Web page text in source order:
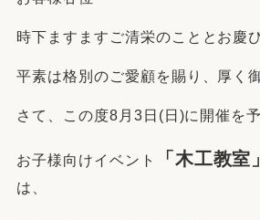
時下ますますご清栄のこととお慶
平素は格別のご愛顧を賜り、厚く
さて、この度8月3日(日)に開催を
お子様向けイベント 「木工教室」
は、